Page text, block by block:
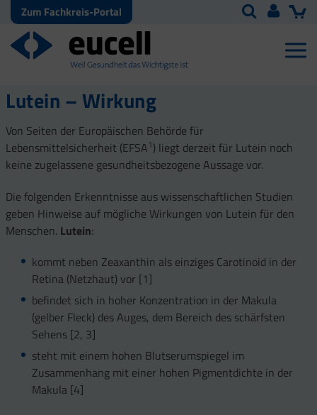
Zum Fachkreis-Portal
Lutein – Wirkung
Von Seiten der Europäischen Behörde für
Lebensmittelsicherheit (EFSA1) liegt derzeit für Lutein noch
keine zugelassene gesundheitsbezogene Aussage vor.
Die folgenden Erkenntnisse aus wissenschaftlichen Studien
geben Hinweise auf mögliche Wirkungen von Lutein für den
Menschen. Lutein:
kommt neben Zeaxanthin als einziges Carotinoid in der
Retina (Netzhaut) vor [1]
befindet sich in hoher Konzentration in der Makula
(gelber Fleck) des Auges, dem Bereich des schärfsten
Sehens [2, 3]
steht mit einem hohen Blutserumspiegel im
Zusammenhang mit einer hohen Pigmentdichte in der
Makula [4]